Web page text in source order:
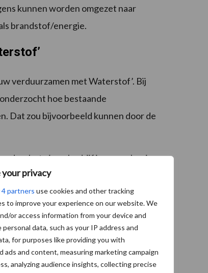
your privacy
4 partners use cookies and other tracking
to improve your experience on our website. We
or access information from your device and
data, such as your IP address and
for purposes like providing you with
ads and content, measuring marketing campaign
analyzing audience insights, collecting precise
kunnen worden omgezet naar
brandstof/energie.
verduurzamen met Waterstof’. Bij
hoe bestaande
Dat zou bijvoorbeeld kunnen door de
op het eigen bedrijf is een oplossing
van netcongestie op in het
aan het project.
waar we nu voor staan.
behoefte aan schone vormen van
LTO Noord het ministerie van
voor de agrarische sector.